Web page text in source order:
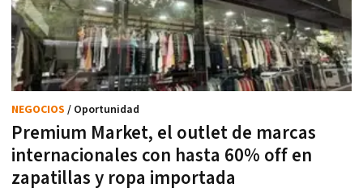
Premium Market, el outlet de marcas
internacionales con hasta 60% off en
zapatillas y ropa importada
NEGOCIOS / Oportunidad